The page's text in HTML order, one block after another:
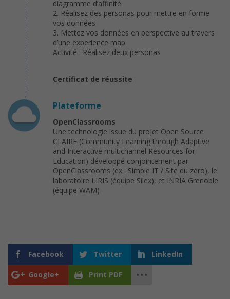
diagramme d’affinité
2. Réalisez des personas pour mettre en forme
vos données
3. Mettez vos données en perspective au travers
d’une experience map
Activité : Réalisez deux personas
Certificat de réussite
Plateforme
OpenClassrooms
Une technologie issue du projet Open Source
CLAIRE (Community Learning through Adaptive
and Interactive multichannel Resources for
Education) développé conjointement par
OpenClassrooms (ex : Simple IT / Site du zéro), le
laboratoire LIRIS (équipe Silex), et INRIA Grenoble
(équipe WAM)
Facebook Twitter LinkedIn
Google+ Print PDF